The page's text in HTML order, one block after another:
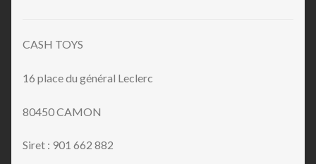
CASH TOYS
16 place du général Leclerc
80450 CAMON
Siret : 901 662 882